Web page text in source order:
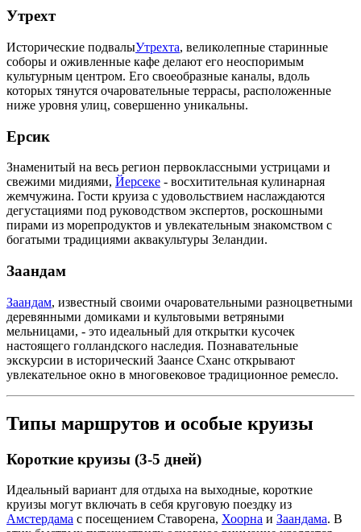
Утрехт
Исторические подвалыУтрехта, великолепные старинные
соборы и оживленные кафе делают его неоспоримым
культурным центром. Его своеобразные каналы, вдоль
которых тянутся очаровательные террасы, расположенные
ниже уровня улиц, совершенно уникальны.
Ерсик
Знаменитый на весь регион первоклассными устрицами и
свежими мидиями, Йерсеке - восхитительная кулинарная
жемчужина. Гости круиза с удовольствием наслаждаются
дегустациями под руководством экспертов, роскошными
пирами из морепродуктов и увлекательным знакомством с
богатыми традициями аквакультуры Зеландии.
Заандам
Заандам, известный своими очаровательными разноцветными
деревянными домиками и культовыми ветряными
мельницами, - это идеальный для открытки кусочек
настоящего голландского наследия. Познавательные
экскурсии в исторический Заансе Сханс открывают
увлекательное окно в многовековое традиционное ремесло.
Типы маршрутов и особые круизы
Короткие круизы (3-5 дней)
Идеальный вариант для отдыха на выходные, короткие
круизы могут включать в себя круговую поездку из
Амстердама с посещением Ставорена, Хоорна и Заандама. В